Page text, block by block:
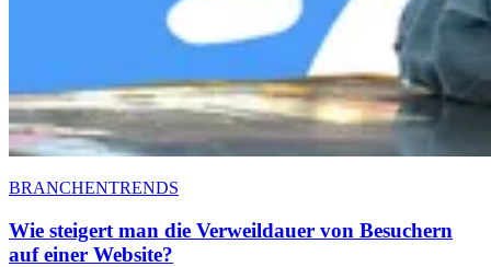
BRANCHENTRENDS
Wie steigert man die Verweildauer von Besuchern
auf einer Website?